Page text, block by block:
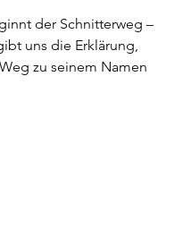
der Schnitterweg –
uns die Erklärung,
zu seinem Namen